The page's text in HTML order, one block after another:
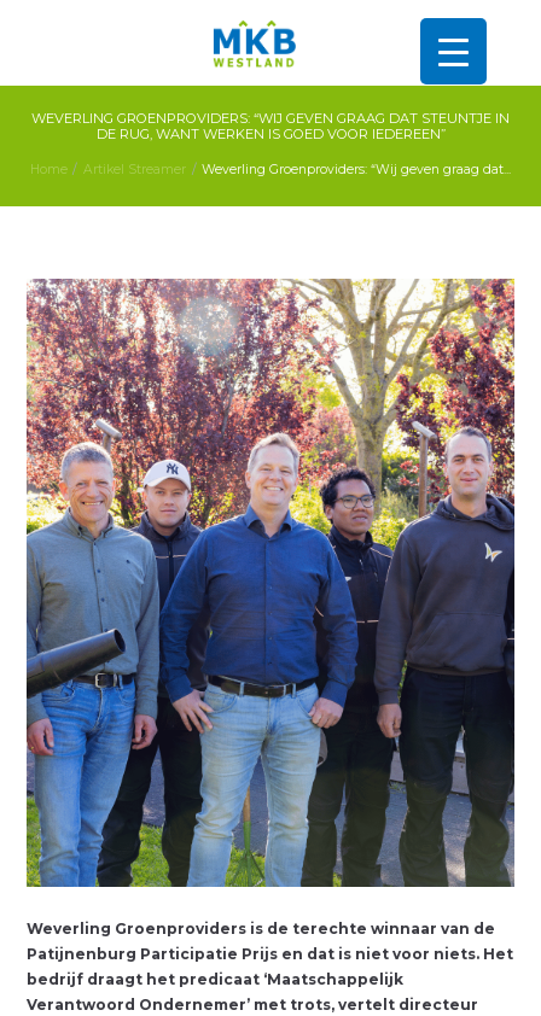
WEVERLING GROENPROVIDERS: “WIJ GEVEN GRAAG DAT STEUNTJE IN
DE RUG, WANT WERKEN IS GOED VOOR IEDEREEN”
Home Artikel Streamer Weverling Groenproviders: “Wij geven graag dat...
Weverling Groenproviders is de terechte winnaar van de
Patijnenburg Participatie Prijs en dat is niet voor niets. Het
bedrijf draagt het predicaat ‘Maatschappelijk
Verantwoord Ondernemer’ met trots, vertelt directeur